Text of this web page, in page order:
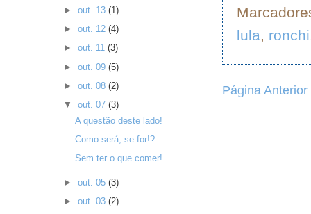
lula, ronchi
Página Anterior
► out. 13 (1)
► out. 12 (4)
► out. 11 (3)
► out. 09 (5)
► out. 08 (2)
▼ out. 07 (3)
A questão deste lado!
Como será, se for!?
Sem ter o que comer!
► out. 05 (3)
► out. 03 (2)